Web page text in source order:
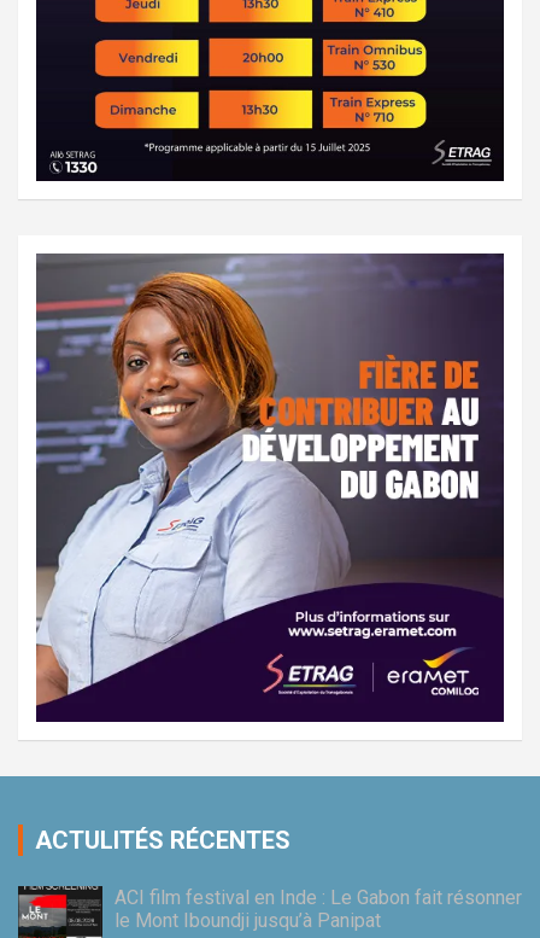
ACTULITÉS RÉCENTES
ACI film festival en Inde : Le Gabon fait résonner
le Mont Iboundji jusqu’à Panipat